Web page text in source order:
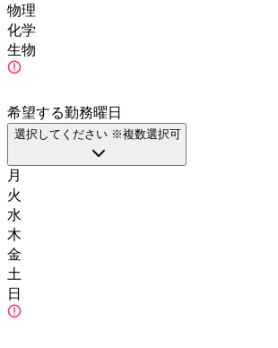
物理
化学
生物
希望する勤務曜日
選択してください ※複数選択可
月
火
水
木
金
土
日